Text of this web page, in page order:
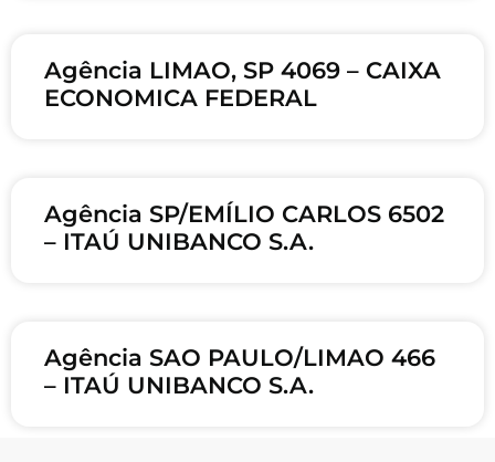
Agência LIMAO, SP 4069 – CAIXA
ECONOMICA FEDERAL
Agência SP/EMÍLIO CARLOS 6502
– ITAÚ UNIBANCO S.A.
Agência SAO PAULO/LIMAO 466
– ITAÚ UNIBANCO S.A.